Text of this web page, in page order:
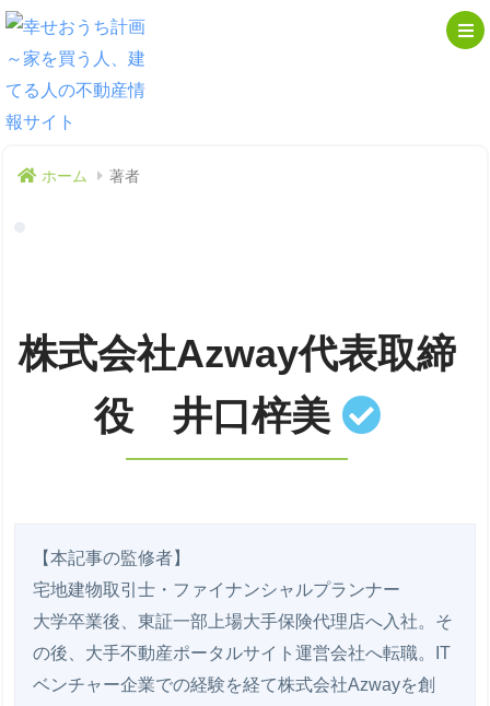
ホーム 著者
株式会社Azway代表取締
役 井口梓美
【本記事の監修者】
宅地建物取引士・ファイナンシャルプランナー
大学卒業後、東証一部上場大手保険代理店へ入社。そ
の後、大手不動産ポータルサイト運営会社へ転職。IT
ベンチャー企業での経験を経て株式会社Azwayを創